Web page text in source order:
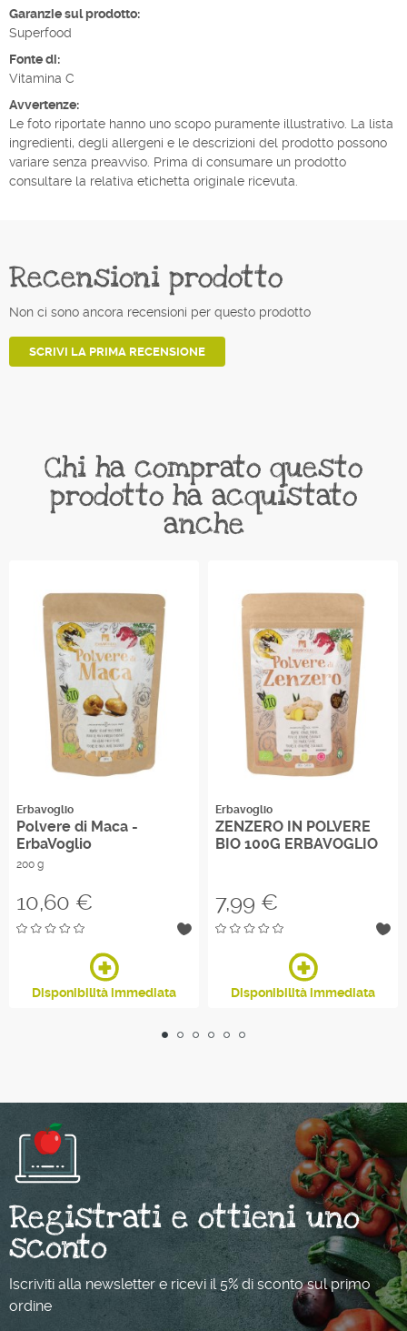
Garanzie sul prodotto:
Superfood
Fonte di:
Vitamina C
Avvertenze:
Le foto riportate hanno uno scopo puramente illustrativo. La lista
ingredienti, degli allergeni e le descrizioni del prodotto possono
variare senza preavviso. Prima di consumare un prodotto
consultare la relativa etichetta originale ricevuta.
Recensioni prodotto
Non ci sono ancora recensioni per questo prodotto
SCRIVI LA PRIMA RECENSIONE
Chi ha comprato questo
prodotto ha acquistato
anche
Erbavoglio
Polvere di Maca -
ErbaVoglio
200 g
Prezzo
10,60 €
Disponibilità immediata
Erbavoglio
ZENZERO IN POLVERE
BIO 100G ERBAVOGLIO
Prezzo
7,99 €
Disponibilità immediata
Registrati e ottieni uno
sconto
Iscriviti alla newsletter e ricevi il 5% di sconto sul primo
ordine